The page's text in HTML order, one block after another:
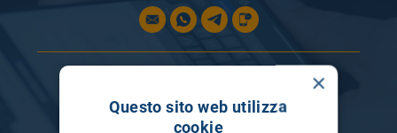
×
Questo sito web utilizza
cookie